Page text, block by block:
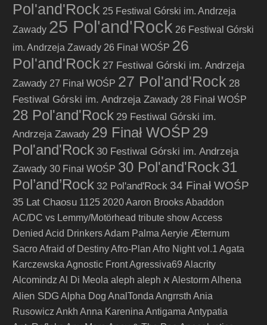
Pol'and'Rock 25 Festiwal Górski im. Andrzeja
Zawady 25 Pol'and'Rock 26 Festiwal Górski
im. Andrzeja Zawady 26 Finał WOŚP 26
Pol'and'Rock 27 Festiwal Górski im. Andrzeja
Zawady 27 Finał WOŚP 27 Pol'and'Rock 28
Festiwal Górski im. Andrzeja Zawady 28 Finał WOŚP
28 Pol'and'Rock 29 Festiwal Górski im.
Andrzeja Zawady 29 Finał WOŚP 29
Pol'and'Rock 30 Festiwal Górski im. Andrzeja
Zawady 30 Finał WOŚP 30 Pol'and'Rock31
Pol’and’Rock 32 Pol'and'Rock 34 Finał WOŚP
35 Lat Chaosu 1125 2020Aaron BrooksAbaddon
AC/DC vs Lemmy/Motörhead tribute showAccess
Denied Acid DrinkersAdam Palma Aeryie Æternum
SacroAfraid of DestinyAfro-Plan Afro Night vol.1 Agata
Karczewska Agnostic FrontAgressiva69 Alacrity
Alcomindz Al Di Meola aleph aleph א AlestormAlhena
Alien SDG Alpha Dog AnalTonda Angrrsth Ania
Rusowicz Ankh Anna Karenina Antigama Antypatia